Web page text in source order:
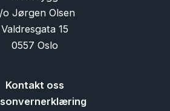
o Jørgen Olsen
Valdresgata 15
0557 Oslo
Kontakt oss